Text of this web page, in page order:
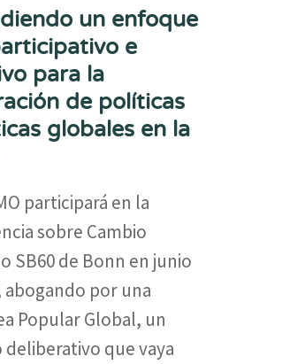
un enfoque
e
para la
de políticas
globales en la
participará en la
sobre Cambio
SB60 de Bonn en junio
abogando por una
Popular Global, un
deliberativo que vaya